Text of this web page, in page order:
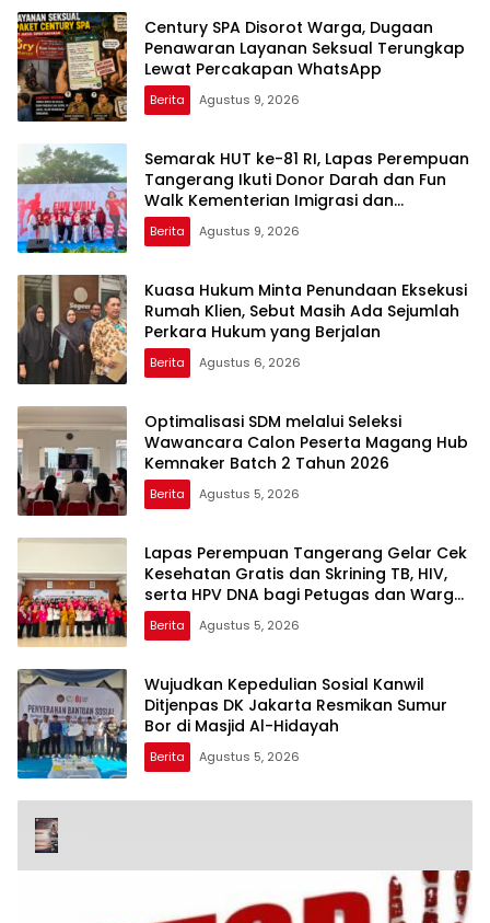
Century SPA Disorot Warga, Dugaan
Penawaran Layanan Seksual Terungkap
Lewat Percakapan WhatsApp
Berita Agustus 9, 2026
Semarak HUT ke-81 RI, Lapas Perempuan
Tangerang Ikuti Donor Darah dan Fun
Walk Kementerian Imigrasi dan
Pemasyarakatan
Berita Agustus 9, 2026
Kuasa Hukum Minta Penundaan Eksekusi
Rumah Klien, Sebut Masih Ada Sejumlah
Perkara Hukum yang Berjalan
Berita Agustus 6, 2026
Optimalisasi SDM melalui Seleksi
Wawancara Calon Peserta Magang Hub
Kemnaker Batch 2 Tahun 2026
Berita Agustus 5, 2026
Lapas Perempuan Tangerang Gelar Cek
Kesehatan Gratis dan Skrining TB, HIV,
serta HPV DNA bagi Petugas dan Warga
Binaan
Berita Agustus 5, 2026
Wujudkan Kepedulian Sosial Kanwil
Ditjenpas DK Jakarta Resmikan Sumur
Bor di Masjid Al-Hidayah
Berita Agustus 5, 2026